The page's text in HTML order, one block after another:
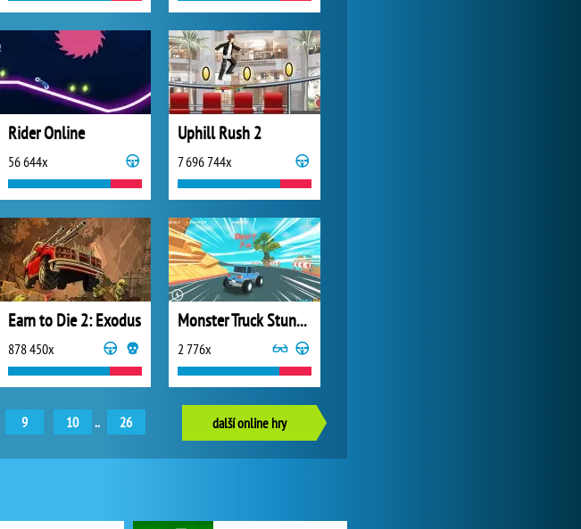
Rider Online
56 644x
Uphill Rush 2
7 696 744x
Earn to Die 2: Exodus
878 450x
Monster Truck Stunts Pro
2 776x
9 10 .. 26 další online hry